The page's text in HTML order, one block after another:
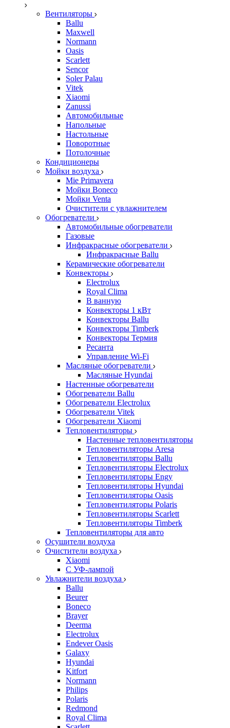
Вентиляторы
Ballu
Maxwell
Normann
Oasis
Scarlett
Sencor
Soler Palau
Vitek
Xiaomi
Zanussi
Автомобильные
Напольные
Настольные
Поворотные
Потолочные
Кондиционеры
Мойки воздуха
Mie Primavera
Мойки Boneco
Мойки Venta
Очистители с увлажнителем
Обогреватели
Автомобильные обогреватели
Газовые
Инфракрасные обогреватели
Инфракрасные Ballu
Керамические обогреватели
Конвекторы
Electrolux
Royal Clima
В ванную
Конвекторы 1 кВт
Конвекторы Ballu
Конвекторы Timberk
Конвекторы Термия
Ресанта
Управление Wi-Fi
Масляные обогреватели
Масляные Hyundai
Настенные обогреватели
Обогреватели Ballu
Обогреватели Electrolux
Обогреватели Vitek
Обогреватели Xiaomi
Тепловентиляторы
Настенные тепловентиляторы
Тепловентиляторы Aresa
Тепловентиляторы Ballu
Тепловентиляторы Electrolux
Тепловентиляторы Engy
Тепловентиляторы Hyundai
Тепловентиляторы Oasis
Тепловентиляторы Polaris
Тепловентиляторы Scarlett
Тепловентиляторы Timberk
Тепловентиляторы для авто
Осушители воздуха
Очистители воздуха
Xiaomi
С УФ-лампой
Увлажнители воздуха
Ballu
Beurer
Boneco
Brayer
Deerma
Electrolux
Endever Oasis
Galaxy
Hyundai
Kitfort
Normann
Philips
Polaris
Redmond
Royal Clima